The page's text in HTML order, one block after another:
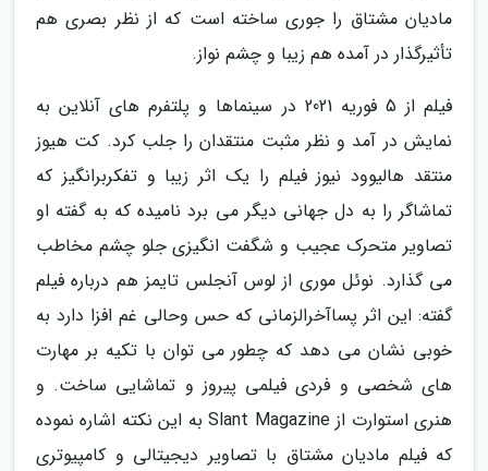
مادیان مشتاق را جوری ساخته است که از نظر بصری هم
تأثیرگذار در آمده هم زیبا و چشم نواز.
فیلم از 5 فوریه 2021 در سینماها و پلتفرم های آنلاین به
نمایش در آمد و نظر مثبت منتقدان را جلب کرد. کت هیوز
منتقد هالیوود نیوز فیلم را یک اثر زیبا و تفکربرانگیز که
تماشاگر را به دل جهانی دیگر می برد نامیده که به گفته او
تصاویر متحرک عجیب و شگفت انگیزی جلو چشم مخاطب
می گذارد. نوئل موری از لوس آنجلس تایمز هم درباره فیلم
گفته: این اثر پساآخرالزمانی که حس وحالی غم افزا دارد به
خوبی نشان می دهد که چطور می توان با تکیه بر مهارت
های شخصی و فردی فیلمی پیروز و تماشایی ساخت. و
هنری استوارت از Slant Magazine به این نکته اشاره نموده
که فیلم مادیان مشتاق با تصاویر دیجیتالی و کامپیوتری